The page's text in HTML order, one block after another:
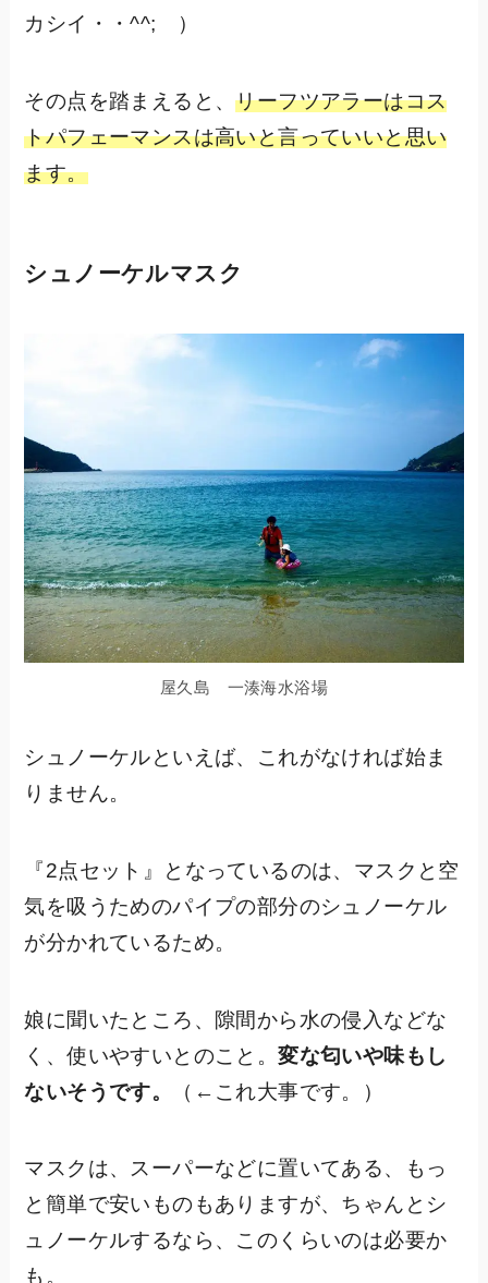
カシイ・・^^; ）
その点を踏まえると、リーフツアラーはコス
トパフェーマンスは高いと言っていいと思い
ます。
シュノーケルマスク
屋久島 一湊海水浴場
シュノーケルといえば、これがなければ始ま
りません。
『2点セット』となっているのは、マスクと空
気を吸うためのパイプの部分のシュノーケル
が分かれているため。
娘に聞いたところ、隙間から水の侵入などな
く、使いやすいとのこと。変な匂いや味もし
ないそうです。
（←これ大事です。）
マスクは、スーパーなどに置いてある、もっ
と簡単で安いものもありますが、ちゃんとシ
ュノーケルするなら、このくらいのは必要か
も。